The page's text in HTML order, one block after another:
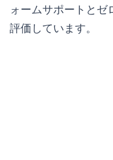
ォームサポートとゼ
評価しています。